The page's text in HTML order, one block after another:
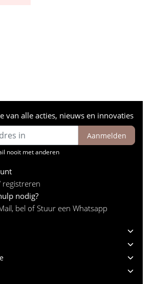
van alle acties, nieuws en innovaties
Aanmelden
nooit met anderen
registreren
nodig?
bel of Stuur een Whatsapp